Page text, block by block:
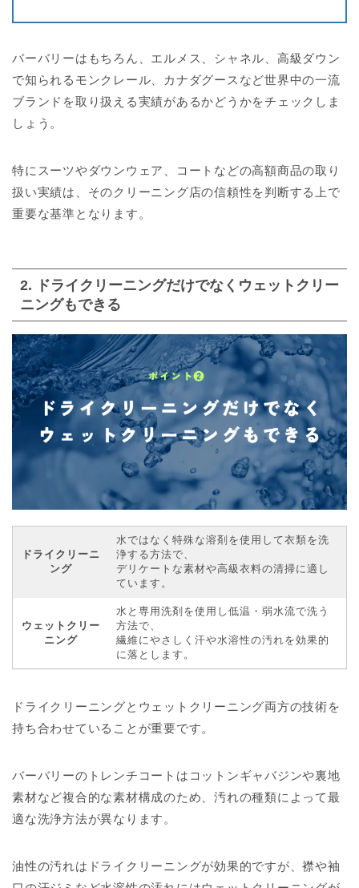
バーバリーはもちろん、エルメス、シャネル、高級ダウン
で知られるモンクレール、カナダグースなど世界中の一流
ブランドを取り扱える実績があるかどうかをチェックしま
しょう。
特にスーツやダウンウェア、コートなどの高額商品の取り
扱い実績は、そのクリーニング店の信頼性を判断する上で
重要な基準となります。
2. ドライクリーニングだけでなくウェットクリー
ニングもできる
ドライクリーニ
ング
水ではなく特殊な溶剤を使用して衣類を洗
浄する方法で、
デリケートな素材や高級衣料の清掃に適し
ています。
ウェットクリー
ニング
水と専用洗剤を使用し低温・弱水流で洗う
方法で、
繊維にやさしく汗や水溶性の汚れを効果的
に落とします。
ドライクリーニングとウェットクリーニング両方の技術を
持ち合わせていることが重要です。
バーバリーのトレンチコートはコットンギャバジンや裏地
素材など複合的な素材構成のため、汚れの種類によって最
適な洗浄方法が異なります。
油性の汚れはドライクリーニングが効果的ですが、襟や袖